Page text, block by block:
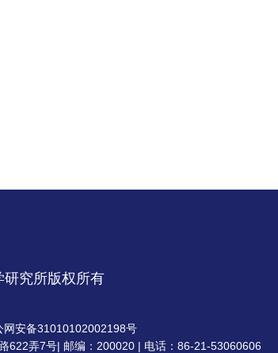
究所版权所有
安备31010102002198号
622弄7号| 邮编：200020 | 电话：86-21-53060606